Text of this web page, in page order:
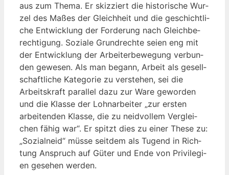
aus zum The­ma. Er skiz­ziert die his­to­ri­sche Wur­
zel des Maßes der Gleich­heit und die geschicht­li­
che Ent­wick­lung der For­de­rung nach Gleich­be­
rech­ti­gung. Sozia­le Grund­rech­te sei­en eng mit
der Ent­wick­lung der Arbei­ter­be­we­gung ver­bun­
den gewe­sen. Als man begann, Arbeit als gesell­
schaft­li­che Kate­go­rie zu ver­ste­hen, sei die
Arbeits­kraft par­al­lel dazu zur Ware gewor­den
und die Klas­se der Lohn­ar­bei­ter „zur ers­ten
arbei­ten­den Klas­se, die zu neid­vol­lem Ver­glei­
chen fähig war“. Er spitzt dies zu einer The­se zu:
„Sozi­al­neid“ müs­se seit­dem als Tugend in Rich­
tung Anspruch auf Güter und Ende von Pri­vi­le­gi­
en gese­hen werden.